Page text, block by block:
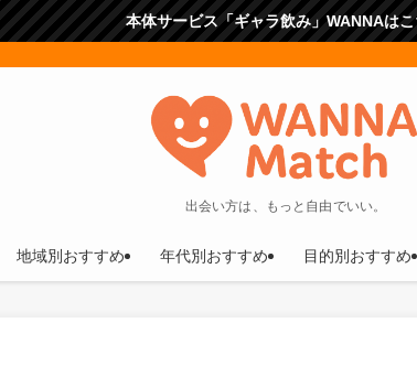
本体サービス「ギャラ飲み」WANNAは
出会い方は、もっと自由でいい。
地域別おすすめ 年代別おすすめ 目的別おすすめ